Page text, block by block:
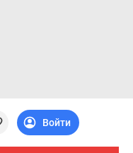
Войти